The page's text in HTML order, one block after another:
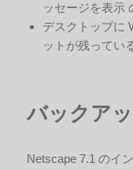
ッセージを表示
デスクトップに
ットが残ってい
バックア
Netscape 7.1 のイ